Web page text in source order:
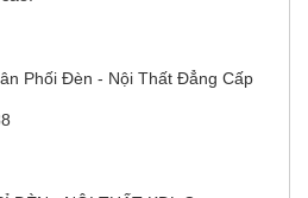
Phối Đèn - Nội Thất Đẳng Cấp